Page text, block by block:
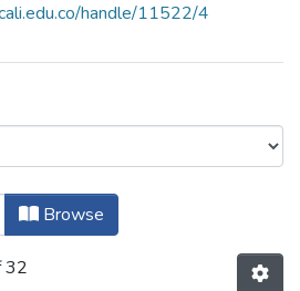
handle/11522/4
Académica
Browse
32